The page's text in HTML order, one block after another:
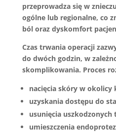
przeprowadza się w
ogólne lub regionalne, co
ból oraz dyskomfort
Czas trwania operacji
do dwóch godzin, w
skomplikowania. Proces
nacięcia skóry w okolicy
uzyskania dostępu do
usunięcia uszkodzonych
umieszczenia